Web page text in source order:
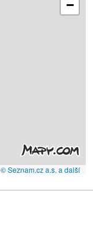
−
© Seznam.cz a.s. a další